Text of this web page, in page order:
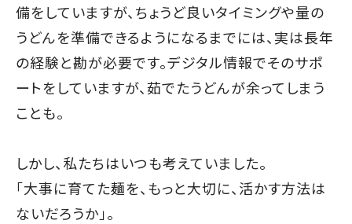
備をしていますが、ちょうど良いタイミングや量の
うどんを準備できるようになるまでには、実は長年
の経験と勘が必要です。デジタル情報でそのサポ
ートをしていますが、茹でたうどんが余ってしまう
ことも。
しかし、私たちはいつも考えていました。
「大事に育てた麺を、もっと大切に、活かす方法は
ないだろうか」。